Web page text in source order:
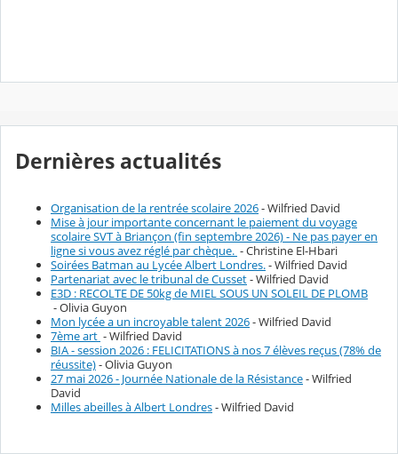
Dernières actualités
Organisation de la rentrée scolaire 2026- Wilfried David
Mise à jour importante concernant le paiement du voyage
scolaire SVT à Briançon (fin septembre 2026) - Ne pas payer en
ligne si vous avez réglé par chèque. - Christine El-Hbari
Soirées Batman au Lycée Albert Londres.- Wilfried David
Partenariat avec le tribunal de Cusset- Wilfried David
E3D : RECOLTE DE 50kg de MIEL SOUS UN SOLEIL DE PLOMB
- Olivia Guyon
Mon lycée a un incroyable talent 2026- Wilfried David
7ème art - Wilfried David
BIA - session 2026 : FELICITATIONS à nos 7 élèves reçus (78% de
réussite)- Olivia Guyon
27 mai 2026 - Journée Nationale de la Résistance- Wilfried
David
Milles abeilles à Albert Londres- Wilfried David